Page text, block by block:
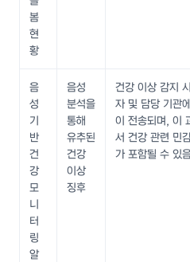
봄
현
황
음
성
기
반
건
강
모
니
터
링
알
음성
분석을
통해
유추된
건강
이상
징후
건강 이상 감지
자 및 담당 기관
이 전송되며, 이
서 건강 관련 민
가 포함될 수 있